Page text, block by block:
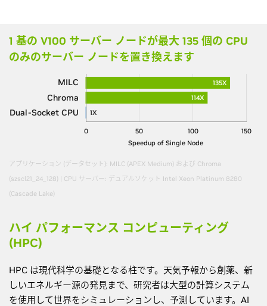
1 基の V100 サーバー ノードが最大 135 個の CPU
のみのサーバー ノードを置き換えます
0 50 100 150
135X
114X
1X
Speedup of Single Node
MILC
Chroma
Dual-Socket CPU
アプリケーション (データセット): MILC (APEX Medium) および Chroma
(szscl21_24_128) | CPU サーバー: デュアルソケット Intel Xeon Platinum 8280
(Cascade Lake)
ハイ パフォーマンス コンピューティング
(HPC)
HPC は現代科学の基礎となる柱です。天気予報から創薬、新
しいエネルギー源の発見まで、研究者は大型の計算システム
を使用して世界をシミュレーションし、予測しています。AI